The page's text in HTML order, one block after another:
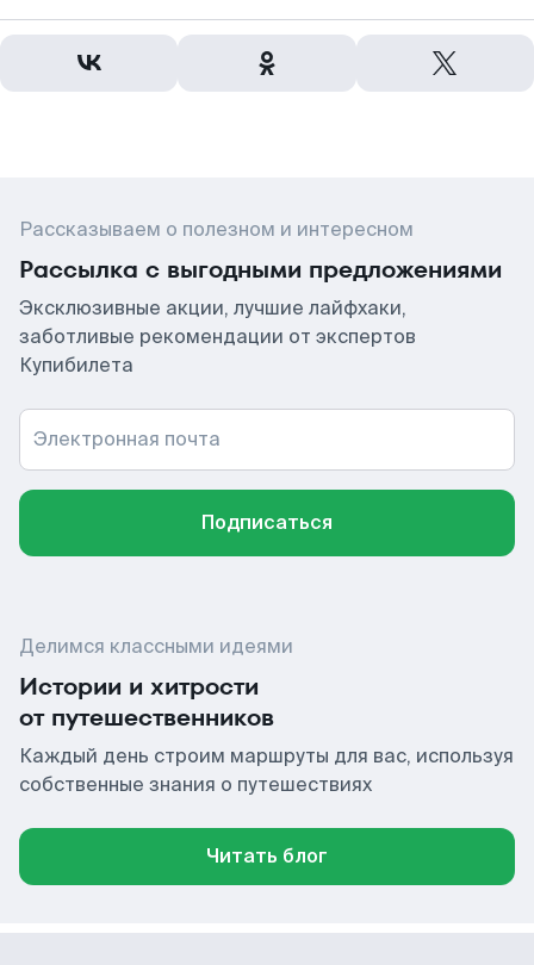
Рассказываем о полезном и интересном
Рассылка с выгодными предложениями
Эксклюзивные акции, лучшие лайфхаки,
заботливые рекомендации от экспертов
Купибилета
Электронная почта
Подписаться
Делимся классными идеями
Истории и хитрости
от путешественников
Каждый день строим маршруты для вас, используя
собственные знания о путешествиях
Читать блог